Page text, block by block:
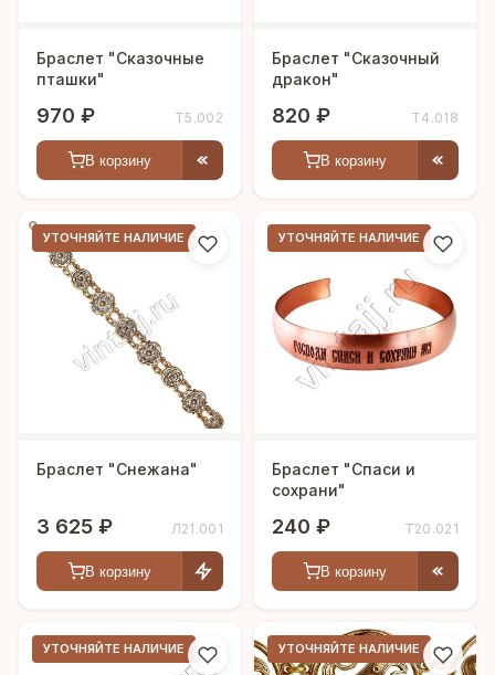
Браслет "Сказочные
пташки"
970 ₽ Т5.002
В корзину
Браслет "Сказочный
дракон"
820 ₽ Т4.018
В корзину
УТОЧНЯЙТЕ НАЛИЧИЕ
Браслет "Снежана"
3 625 ₽ Л21.001
В корзину
УТОЧНЯЙТЕ НАЛИЧИЕ
Браслет "Спаси и
сохрани"
240 ₽ Т20.021
В корзину
УТОЧНЯЙТЕ НАЛИЧИЕ УТОЧНЯЙТЕ НАЛИЧИЕ